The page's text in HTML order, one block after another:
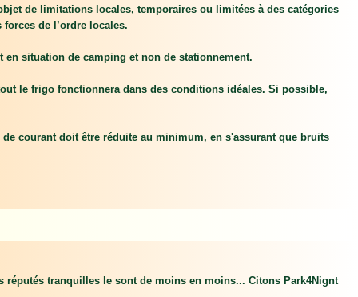
de limitations locales, temporaires ou limitées à des catégories
de l’ordre locales.
en situation de camping et non de stationnement.
le frigo fonctionnera dans des conditions idéales. Si possible,
courant doit être réduite au minimum, en s'assurant que bruits
tranquilles le sont de moins en moins... Citons Park4Nignt